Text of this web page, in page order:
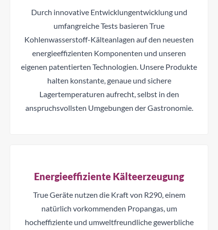
Durch innovative Entwicklungentwicklung und
umfangreiche Tests basieren True
Kohlenwasserstoff-Kälteanlagen auf den neuesten
energieeffizienten Komponenten und unseren
eigenen patentierten Technologien. Unsere Produkte
halten konstante, genaue und sichere
Lagertemperaturen aufrecht, selbst in den
anspruchsvollsten Umgebungen der Gastronomie.
Energieeffiziente Kälteerzeugung
True Geräte nutzen die Kraft von R290, einem
natürlich vorkommenden Propangas, um
hocheffiziente und umweltfreundliche gewerbliche